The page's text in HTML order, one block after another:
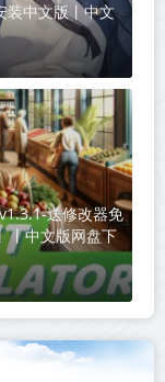
中文版丨中文
送修改器免
丨中文版网盘下